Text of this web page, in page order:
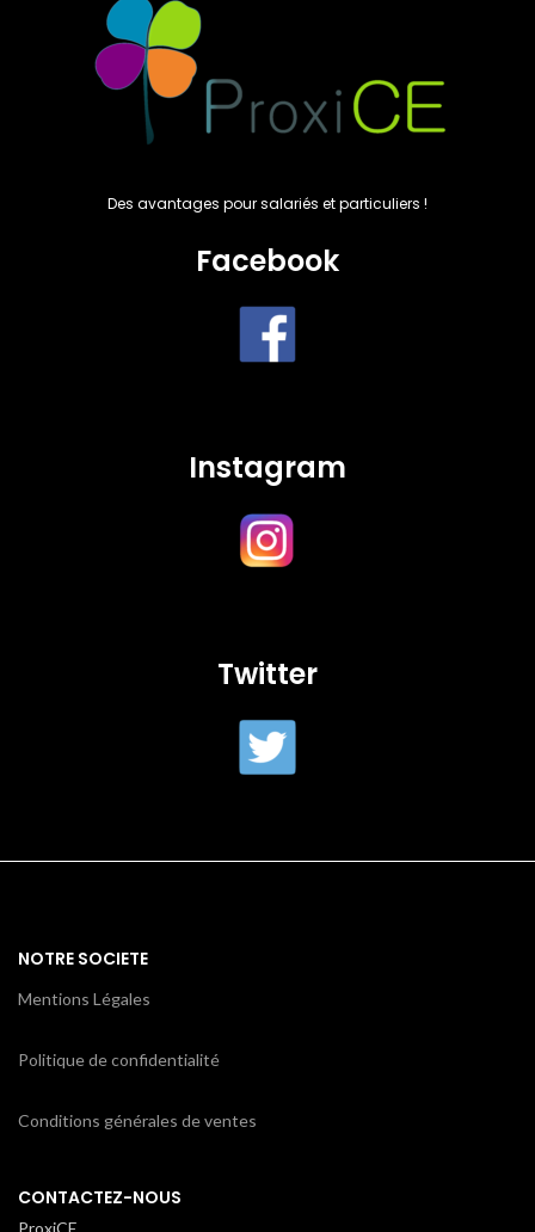
Des avantages pour salariés et particuliers !
Facebook
Instagram
Twitter
NOTRE SOCIETE
Mentions Légales
Politique de confidentialité
Conditions générales de ventes
CONTACTEZ-NOUS
ProxiCE